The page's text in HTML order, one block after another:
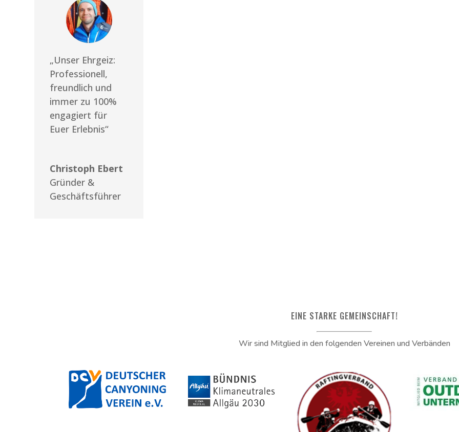
„Unser Ehrgeiz:
Professionell,
freundlich und
immer zu 100%
engagiert für
Euer Erlebnis“
Christoph Ebert
Gründer &
Geschäftsführer
EINE STARKE GEMEINSCHAFT!
Wir sind Mitglied in den folgenden Vereinen und Verbänden